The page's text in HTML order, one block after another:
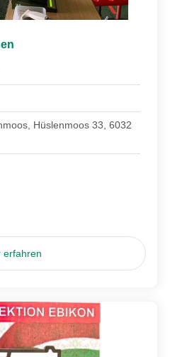
Hüslenmoos 33, 6032
erfahren